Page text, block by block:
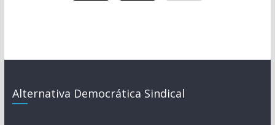
Alternativa Democrática Sindical